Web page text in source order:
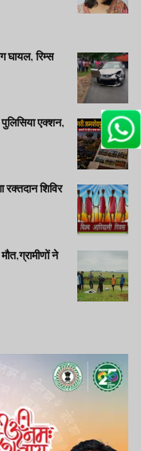
घायल, रिम्स
एक्शन,
शिविर
ने